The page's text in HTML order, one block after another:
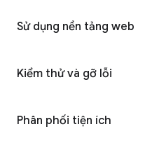
Sử dụng nền tảng web
Kiểm thử và gỡ lỗi
Phân phối tiện ích